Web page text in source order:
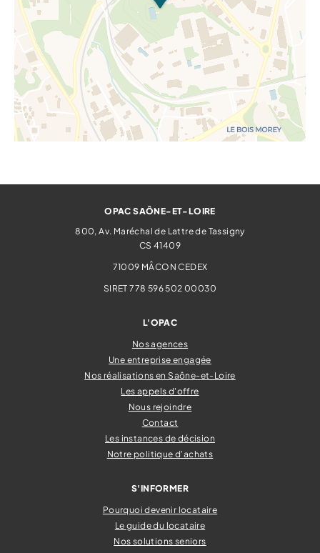
OPAC SAÔNE-ET-LOIRE
800, Av. Maréchal de Lattre de Tassigny
CS 41409
71009 MÂCON CEDEX
SIRET 778 596 502 00030
L'OPAC
Nos agences
Une entreprise engagée
Nos réalisations en Saône-et-Loire
Les appels d'offre
Nous rejoindre
Contact
Les instances de décision
Notre politique d'achats
S'INFORMER
Pourquoi devenir locataire
Le guide du locataire
Nos solutions seniors